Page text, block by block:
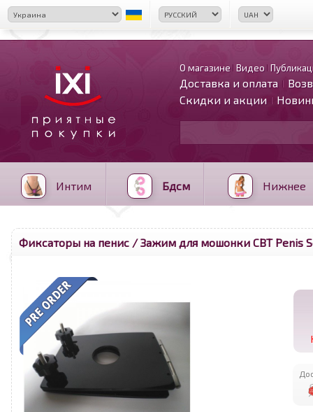
О магазине Видео
Доставка и оплата
Скидки и акции
Интим Бдсм Нижнее
Фиксаторы на пенис / Зажим для мошонки CBT Penis